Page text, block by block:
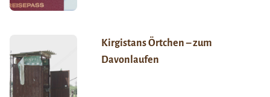
Kirgistans Örtchen – zum
Davonlaufen